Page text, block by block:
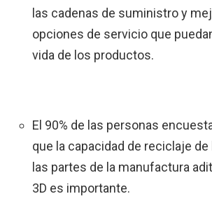
las cadenas de suministro y
opciones de servicio que
vida de los productos.
El 90% de las personas
que la capacidad de reciclaje
las partes de la manufactura
3D es importante.